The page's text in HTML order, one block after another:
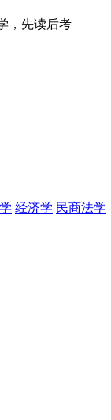
，先读后考
经济学 民商法学